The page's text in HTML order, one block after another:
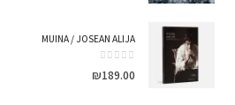
MUINA / JOSEAN ALIJA
0
out of 5
₪189.00